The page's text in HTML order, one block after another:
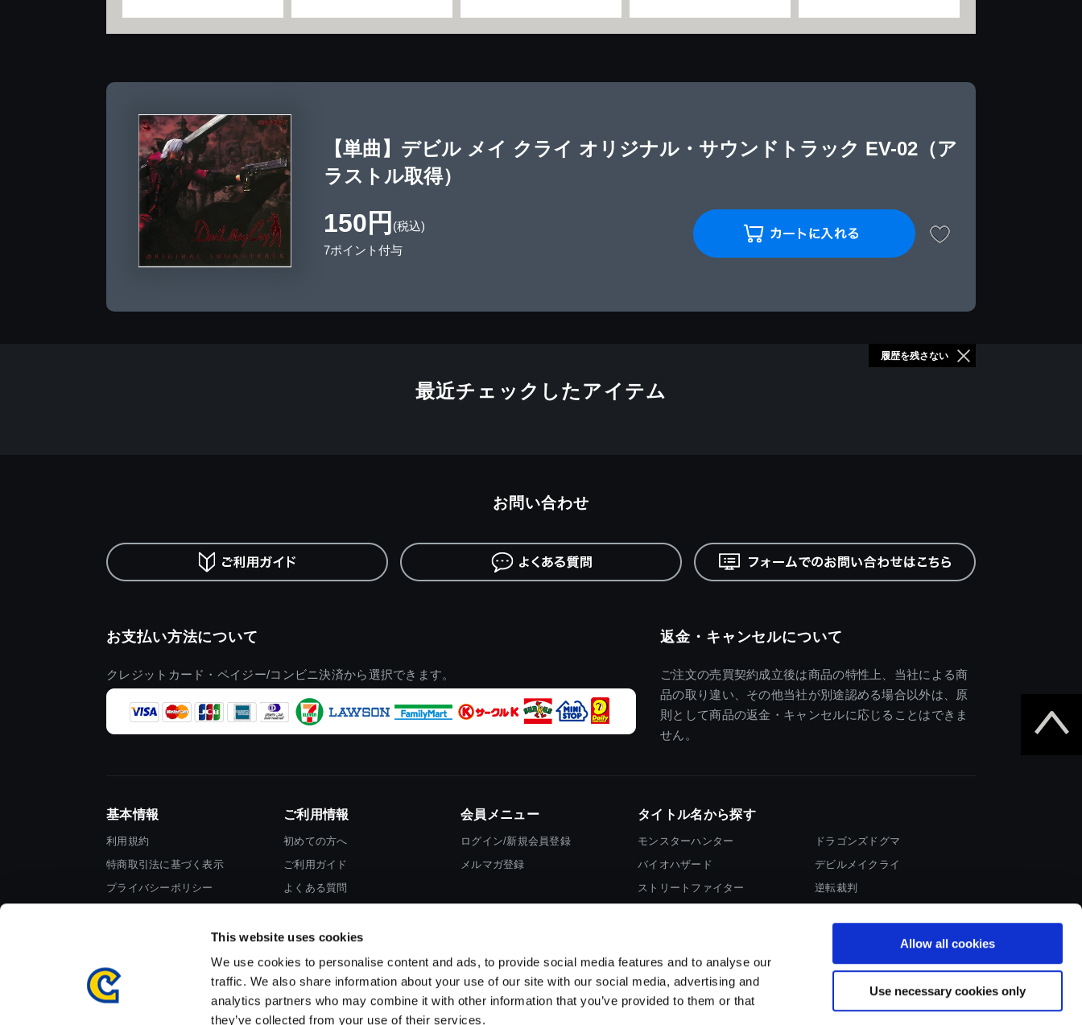
This website uses cookies
We use cookies to personalise content and ads, to provide social media features and to analyse our
traffic. We also share information about your use of our site with our social media, advertising and
analytics partners who may combine it with other information that you’ve provided to them or that
they’ve collected from your use of their services.
Allow all cookies
Use necessary cookies only
【単曲】デビル メイ クライ オリジナル・サウンドトラック EV-02（ア
ラストル取得）
150円 (税込)
7ポイント付与
最近チェックしたアイテム
履歴を残さない
お支払い方法について
クレジットカード・ペイジー/コンビニ決済から選択できます。
返金・キャンセルについて
ご注文の売買契約成立後は商品の特性上、当社による商
品の取り違い、その他当社が別途認める場合以外は、原
則として商品の返金・キャンセルに応じることはできま
せん。
お問い合わせ
基本情報
利用規約
特商取引法に基づく表示
プライバシーポリシー
ご利用情報
初めての方へ
ご利用ガイド
よくある質問
会員メニュー
ログイン/新規会員登録
メルマガ登録
タイトル名から探す
モンスターハンター
バイオハザード
ストリートファイター
ドラゴンズドグマ
デビルメイクライ
逆転裁判